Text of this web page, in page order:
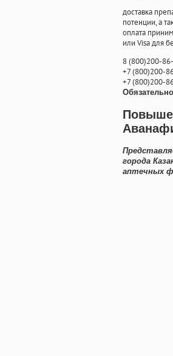
доставка
потенции, а
оплата
или Visa для
8(800)200-
+7(800)200-
+7(800)200-
города
аптечных